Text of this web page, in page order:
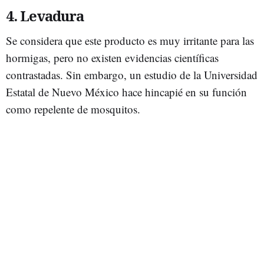
4. Levadura
Se considera que este producto es muy irritante para las
hormigas, pero no existen evidencias científicas
contrastadas. Sin embargo, un estudio de la Universidad
Estatal de Nuevo México hace hincapié en su función
como repelente de mosquitos.